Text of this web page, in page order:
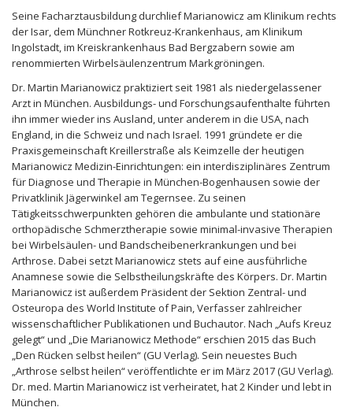
Seine Facharztausbildung durchlief Marianowicz am Klinikum rechts
der Isar, dem Münchner Rotkreuz-Krankenhaus, am Klinikum
Ingolstadt, im Kreiskrankenhaus Bad Bergzabern sowie am
renommierten Wirbelsäulenzentrum Markgröningen.
Dr. Martin Marianowicz praktiziert seit 1981 als niedergelassener
Arzt in München. Ausbildungs- und Forschungsaufenthalte führten
ihn immer wieder ins Ausland, unter anderem in die USA, nach
England, in die Schweiz und nach Israel. 1991 gründete er die
Praxisgemeinschaft Kreillerstraße als Keimzelle der heutigen
Marianowicz Medizin-Einrichtungen: ein interdisziplinäres Zentrum
für Diagnose und Therapie in München-Bogenhausen sowie der
Privatklinik Jägerwinkel am Tegernsee. Zu seinen
Tätigkeitsschwerpunkten gehören die ambulante und stationäre
orthopädische Schmerztherapie sowie minimal-invasive Therapien
bei Wirbelsäulen- und Bandscheibenerkrankungen und bei
Arthrose. Dabei setzt Marianowicz stets auf eine ausführliche
Anamnese sowie die Selbstheilungskräfte des Körpers. Dr. Martin
Marianowicz ist außerdem Präsident der Sektion Zentral- und
Osteuropa des World Institute of Pain, Verfasser zahlreicher
wissenschaftlicher Publikationen und Buchautor. Nach „Aufs Kreuz
gelegt“ und „Die Marianowicz Methode“ erschien 2015 das Buch
„Den Rücken selbst heilen“ (GU Verlag). Sein neuestes Buch
„Arthrose selbst heilen“ veröffentlichte er im März 2017 (GU Verlag).
Dr. med. Martin Marianowicz ist verheiratet, hat 2 Kinder und lebt in
München.